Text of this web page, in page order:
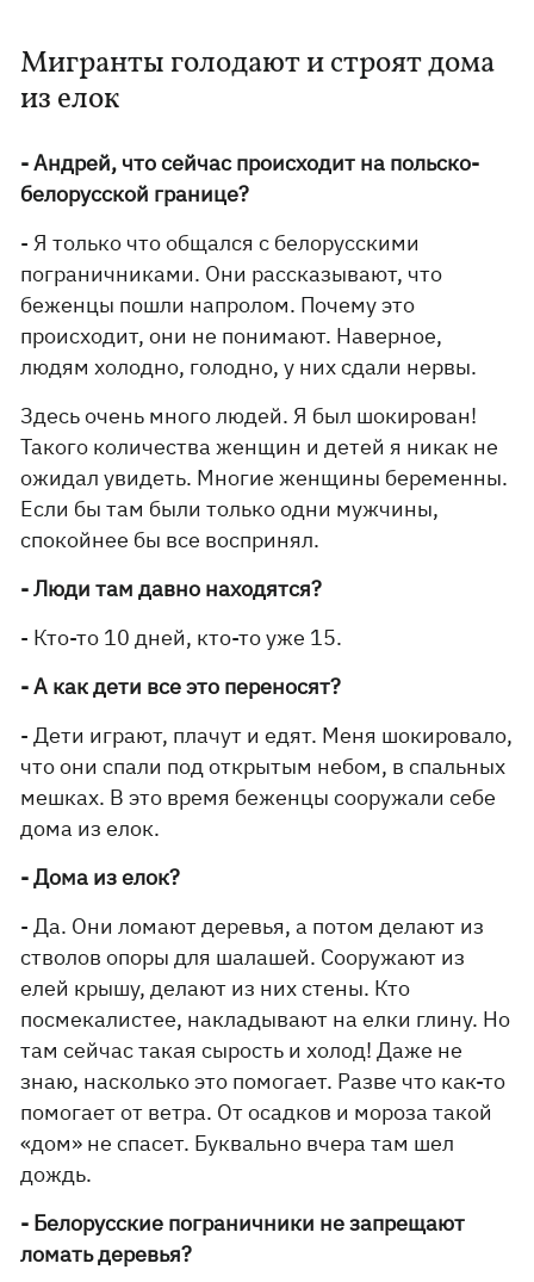
Мигранты голодают и строят дома
из елок
- Андрей, что сейчас происходит на польско-
белорусской границе?
- Я только что общался с белорусскими
пограничниками. Они рассказывают, что
беженцы пошли напролом. Почему это
происходит, они не понимают. Наверное,
людям холодно, голодно, у них сдали нервы.
Здесь очень много людей. Я был шокирован!
Такого количества женщин и детей я никак не
ожидал увидеть. Многие женщины беременны.
Если бы там были только одни мужчины,
спокойнее бы все воспринял.
- Люди там давно находятся?
- Кто-то 10 дней, кто-то уже 15.
- А как дети все это переносят?
- Дети играют, плачут и едят. Меня шокировало,
что они спали под открытым небом, в спальных
мешках. В это время беженцы сооружали себе
дома из елок.
- Дома из елок?
- Да. Они ломают деревья, а потом делают из
стволов опоры для шалашей. Сооружают из
елей крышу, делают из них стены. Кто
посмекалистее, накладывают на елки глину. Но
там сейчас такая сырость и холод! Даже не
знаю, насколько это помогает. Разве что как-то
помогает от ветра. От осадков и мороза такой
«дом» не спасет. Буквально вчера там шел
дождь.
- Белорусские пограничники не запрещают
ломать деревья?